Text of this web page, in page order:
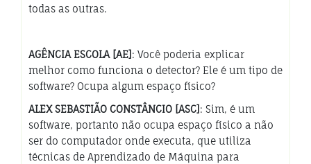
todas as outras.
AGÊNCIA ESCOLA [AE] : Você poderia explicar
melhor como funciona o detector? Ele é um tipo de
software? Ocupa algum espaço físico?
ALEX SEBASTIÃO CONSTÂNCIO [ASC] : Sim, é um
software, portanto não ocupa espaço físico a não
ser do computador onde executa, que utiliza
técnicas de Aprendizado de Máquina para